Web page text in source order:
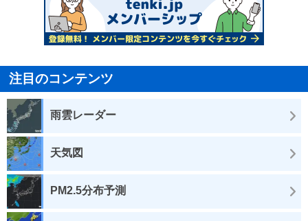
注目のコンテンツ
雨雲レーダー
天気図
PM2.5分布予測